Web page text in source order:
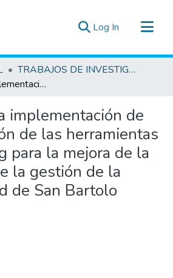
Log In (current)
TRABAJOS DE INVESTIGACIÓN
Análisis de la implementación de una innovación de las herramientas del marketing para la mejora de la percepción de la gestión de la municipalidad de San Bartolo
implementación de
de las herramientas
para la mejora de la
la gestión de la
de San Bartolo